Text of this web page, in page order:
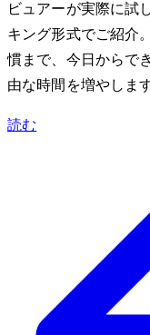
ビュアーが実際に試
キング形式でご紹介
慣まで、今日からで
由な時間を増やします
読む